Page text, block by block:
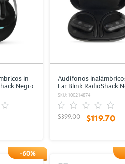
In
Negro
Audífonos
Ear Blink RadioShack
SKU: 100214874
$399.00 $119.70
-60%